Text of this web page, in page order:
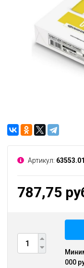
Артикул: 63553.01
787,75
000